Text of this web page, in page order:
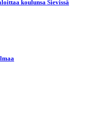
koulunsa Sievissä